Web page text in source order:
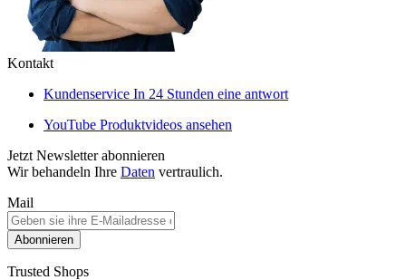
Kontakt
Kundenservice In 24 Stunden eine antwort
YouTube Produktvideos ansehen
Jetzt Newsletter abonnieren
Wir behandeln Ihre Daten vertraulich.
Mail
Abonnieren
Trusted Shops